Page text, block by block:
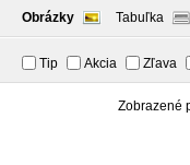
Obrázky
Tabuľka
Tip Akcia Zľava
Zobrazené